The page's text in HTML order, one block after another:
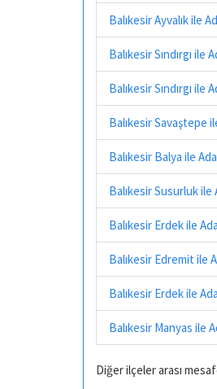
Balıkesir Ayvalık ile
Balıkesir Sındırgı
Balıkesir Sındırgı
Balıkesir Savaştepe
Balıkesir Balya ile
Balıkesir Susurluk
Balıkesir Erdek ile
Balıkesir Edremit ile
Balıkesir Erdek ile
Balıkesir Manyas ile
Diğer ilçeler arası